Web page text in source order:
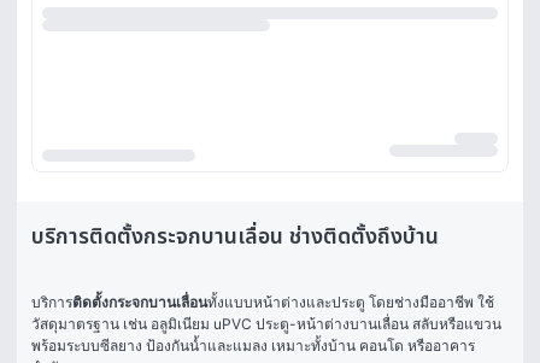
บริการติดตั้งกระจกบานเลื่อน ช่างติดตั้งถึงบ้าน
บริการติดตั้งกระจกบานเลื่อนทั้งแบบหน้าต่างและประตู โดยช่างมืออาชีพ ใช้
วัสดุมาตรฐาน เช่น อลูมิเนียม uPVC ประตู-หน้าต่างบานเลื่อน สลับหรือแขวน
พร้อมระบบซีลยาง ป้องกันน้ำและแมลง เหมาะทั้งบ้าน คอนโด หรืออาคาร